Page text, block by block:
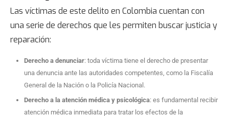
Las víctimas de este delito en Colombia cuentan con
una serie de derechos que les permiten buscar justicia y
reparación:
Derecho a denunciar: toda víctima tiene el derecho de presentar
una denuncia ante las autoridades competentes, como la Fiscalía
General de la Nación o la Policía Nacional.
Derecho a la atención médica y psicológica: es fundamental recibir
atención médica inmediata para tratar los efectos de la